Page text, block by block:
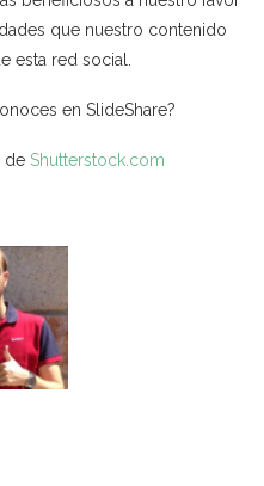
que nuestro contenido
esta red social.
en SlideShare?
de Shutterstock.com